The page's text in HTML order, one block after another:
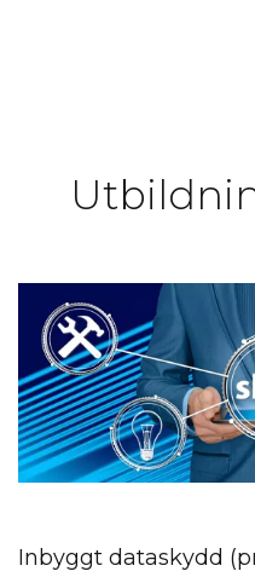
Inbyggt dataskydd